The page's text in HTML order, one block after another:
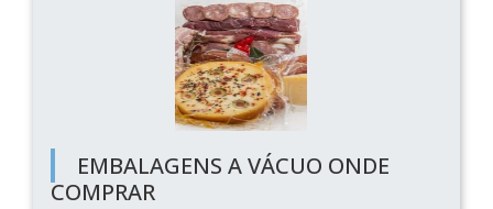
EMBALAGENS A VÁCUO ONDE
COMPRAR